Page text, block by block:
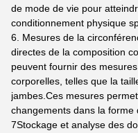
de mode de vie pour
conditionnement physique
6. Mesures de la
directes de la composition
peuvent fournir des
corporelles, telles que la
jambes.Ces mesures
changements dans la forme
7Stockage et analyse des